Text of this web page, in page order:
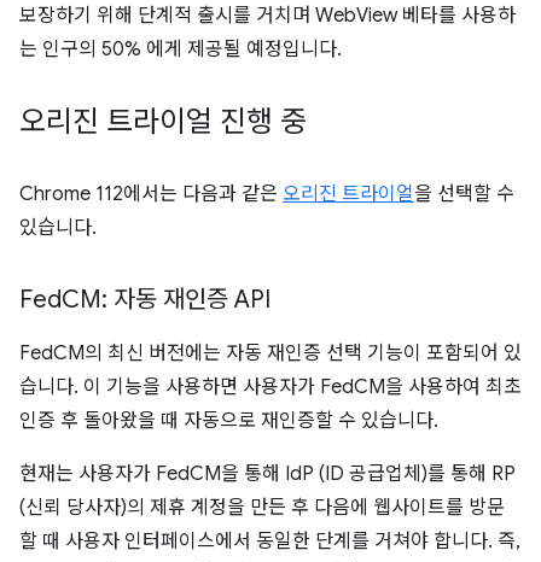
보장하기 위해 단계적 출시를 거치며 WebView 베타를 사용하
는 인구의 50% 에게 제공될 예정입니다.
오리진 트라이얼 진행 중
Chrome 112에서는 다음과 같은 오리진 트라이얼을 선택할 수
있습니다.
FedCM: 자동 재인증 API
FedCM의 최신 버전에는 자동 재인증 선택 기능이 포함되어 있
습니다. 이 기능을 사용하면 사용자가 FedCM을 사용하여 최초
인증 후 돌아왔을 때 자동으로 재인증할 수 있습니다.
현재는 사용자가 FedCM을 통해 IdP (ID 공급업체)를 통해 RP
(신뢰 당사자)의 제휴 계정을 만든 후 다음에 웹사이트를 방문
할 때 사용자 인터페이스에서 동일한 단계를 거쳐야 합니다. 즉,